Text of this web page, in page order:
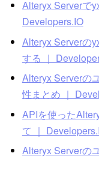
Alteryx Serverで
Developers.IO
Alteryx Serverの
する ｜
Alteryx Serverの
性まとめ ｜
APIを使った
て ｜
Alteryx Serverの